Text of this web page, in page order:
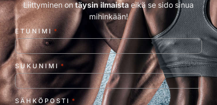
Liittyminen ontäysin ilmaistaeikä se sido sinua
mihinkään!
ETUNIMI *
SUKUNIMI *
SÄHKÖPOSTI *